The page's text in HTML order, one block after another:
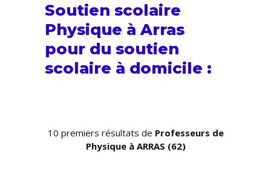
Soutien scolaire
Physique à Arras
pour du soutien
scolaire à domicile :
10 premiers résultats de Professeurs de
Physique à ARRAS (62)